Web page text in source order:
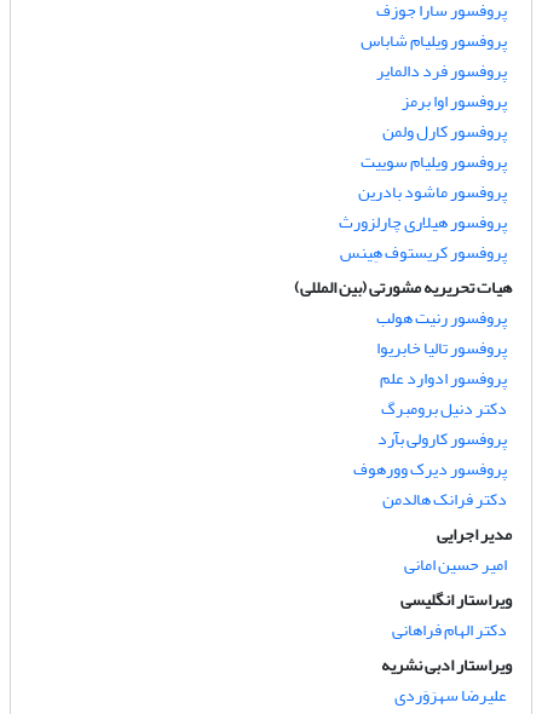
پروفسور سارا جوزف
پروفسور ویلیام شاباس
پروفسور فرد دالمایر
پروفسور اوا برمز
پروفسور کارل ولمن
پروفسور ویلیام سوییت
پروفسور ماشود بادرین
پروفسور هیلاری چارلزورث
پروفسور کریستوف هِینس
هیات تحریریه مشورتی (بین المللی)
پروفسور رنیت هولب
پروفسور تالیا خابریوا
پروفسور ادوارد علم
دکتر دنیل برومبرگ
پروفسور کارولی بآرد
پروفسور دیرک وورهوف
دکتر فرانک هالدمن
مدیر اجرایی
امیر حسین امانی
ویراستار انگلیسی
دکتر الهام فراهانی
ویراستار ادبی نشریه
علیرضا سهرَوَردی